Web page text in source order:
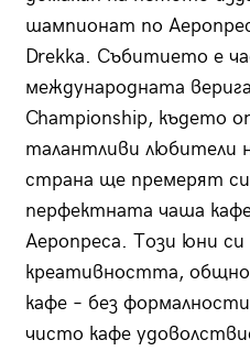
шампионат по
Drekka. Събитието е
международната
Championship, където
талантливи любители
страна ще премерят
перфектната чаша
Аеропреса. Този юни си
креативността,
кафе – без
чисто кафе